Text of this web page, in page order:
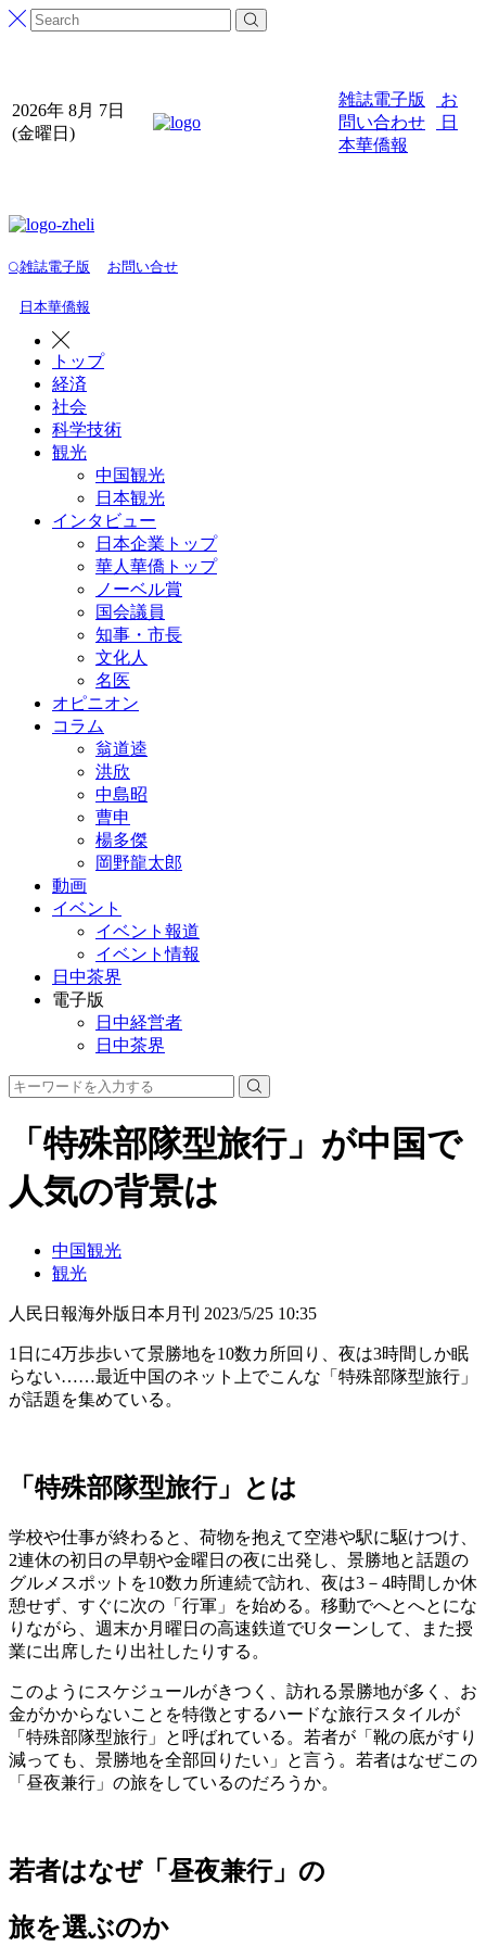
2026年 8月 7日
(金曜日)
雑誌電子版
お
問い合わせ
日
本華僑報
雑誌電子版 お問い合せ
日本華僑報
トップ
経済
社会
科学技術
観光
中国観光
日本観光
インタビュー
日本企業トップ
華人華僑トップ
ノーベル賞
国会議員
知事・市長
文化人
名医
オピニオン
コラム
翁道逵
洪欣
中島昭
曹申
楊多傑
岡野龍太郎
動画
イベント
イベント報道
イベント情報
日中茶界
電子版
日中経営者
日中茶界
「特殊部隊型旅行」が中国で
人気の背景は
中国観光
観光
人民日報海外版日本月刊 2023/5/25 10:35
1日に4万歩歩いて景勝地を10数カ所回り、夜は3時間しか眠
らない……最近中国のネット上でこんな「特殊部隊型旅行」
が話題を集めている。
「特殊部隊型旅行」とは
学校や仕事が終わると、荷物を抱えて空港や駅に駆けつけ、
2連休の初日の早朝や金曜日の夜に出発し、景勝地と話題の
グルメスポットを10数カ所連続で訪れ、夜は3－4時間しか休
憩せず、すぐに次の「行軍」を始める。移動でへとへとにな
りながら、週末か月曜日の高速鉄道でUターンして、また授
業に出席したり出社したりする。
このようにスケジュールがきつく、訪れる景勝地が多く、お
金がかからないことを特徴とするハードな旅行スタイルが
「特殊部隊型旅行」と呼ばれている。若者が「靴の底がすり
減っても、景勝地を全部回りたい」と言う。若者はなぜこの
「昼夜兼行」の旅をしているのだろうか。
若者はなぜ「昼夜兼行」の
旅を選ぶのか